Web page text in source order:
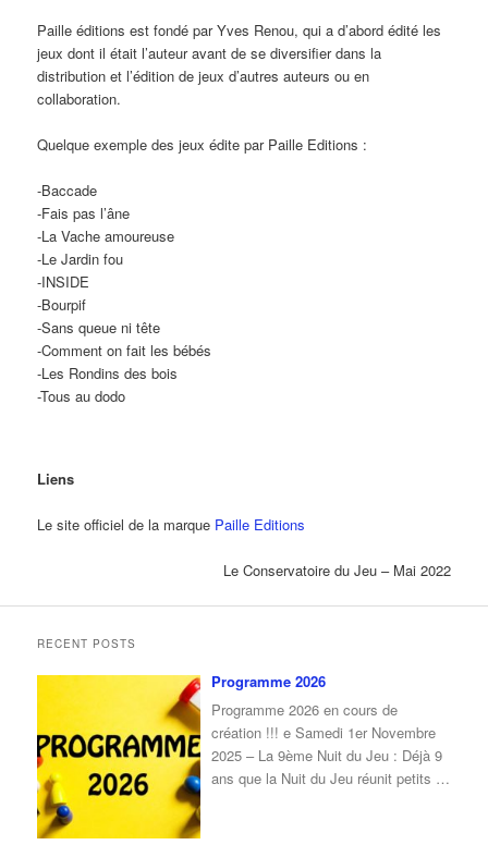
Paille éditions est fondé par Yves Renou, qui a d’abord édité les
jeux dont il était l’auteur avant de se diversifier dans la
distribution et l’édition de jeux d’autres auteurs ou en
collaboration.
Quelque exemple des jeux édite par Paille Editions :
-Baccade
-Fais pas l’âne
-La Vache amoureuse
-Le Jardin fou
-INSIDE
-Bourpif
-Sans queue ni tête
-Comment on fait les bébés
-Les Rondins des bois
-Tous au dodo
Liens
Le site officiel de la marque Paille Editions
Le Conservatoire du Jeu – Mai 2022
RECENT POSTS
Programme 2026
Programme 2026 en cours de
création !!! e Samedi 1er Novembre
2025 – La 9ème Nuit du Jeu : Déjà 9
ans que la Nuit du Jeu réunit petits et